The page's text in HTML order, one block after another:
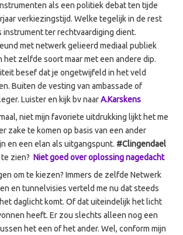
als een politiek debat ten tijde
verkiezingstijd. Welke tegelijk in de rest
instrument ter rechtvaardiging dient.
met netwerk gelieerd mediaal publiek
het zelfde soort maar met een andere dip.
besef dat je ongetwijfeld in het veld
Buiten de vesting van ambassade of
Luister en kijk bv naarA.Karskens
niet mijn favoriete uitdrukking lijkt het me
zake te komen op basis van een ander
en een elan als uitgangspunt. #Clingendael
zien? Niet goed over oplossing nagedacht
om te kiezen? Immers de zelfde Netwerk
en tunnelvisies verteld me nu dat steeds
daglicht komt. Of dat uiteindelijk het licht
heeft. Er zou slechts alleen nog een
het een of het ander. Wel, conform mijn